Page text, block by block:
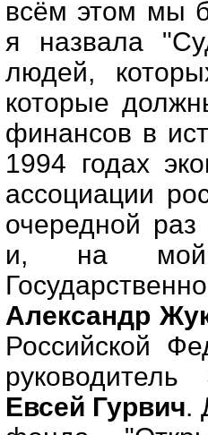
всём этом мы
я назвала
людей,
которые
финансов в
1994 годах
ассоциации
очередной
и, на мой
Александр
Российской
Евсей Гурвич.